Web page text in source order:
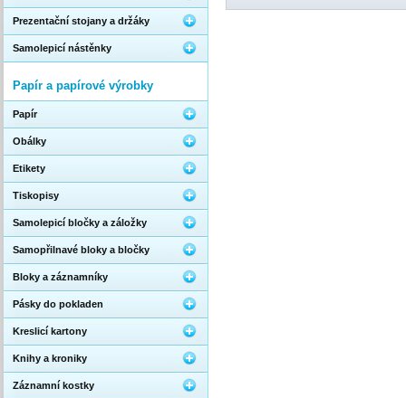
Prezentační stojany a držáky
Samolepicí nástěnky
Papír a papírové výrobky
Papír
Obálky
Etikety
Tiskopisy
Samolepicí bločky a záložky
Samopřilnavé bloky a bločky
Bloky a záznamníky
Pásky do pokladen
Kreslicí kartony
Knihy a kroniky
Záznamní kostky